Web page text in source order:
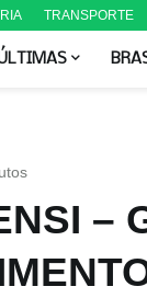
TRANSPORTE
–